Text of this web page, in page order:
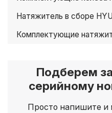
Натяжитель в сборе
Комплектующие
Подберем
серийному
Просто напишите и